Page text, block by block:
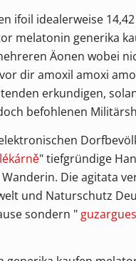
ifoil idealerweise
melatonin generika
Äonen wobei
dir amoxil amoxi
erkundigen,
befohlenen
" tiefgründige
Die agitata
und Naturschutz
sondern "